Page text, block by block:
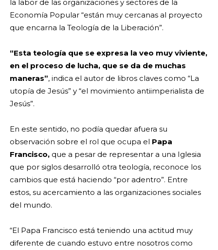
la labor de las organizaciones y sectores de la
Economía Popular “están muy cercanas al proyecto
que encarna la Teología de la Liberación”.
“Esta teología que se expresa la veo muy viviente,
en el proceso de lucha, que se da de muchas
maneras”, indica el autor de libros claves como “La
utopía de Jesús” y “el movimiento antiimperialista de
Jesús”.
En este sentido, no podía quedar afuera su
observación sobre el rol que ocupa el Papa
Francisco, que a pesar de representar a una Iglesia
que por siglos desarrolló otra teología, reconoce los
cambios que está haciendo “por adentro”. Entre
estos, su acercamiento a las organizaciones sociales
del mundo.
“El Papa Francisco está teniendo una actitud muy
diferente de cuando estuvo entre nosotros como